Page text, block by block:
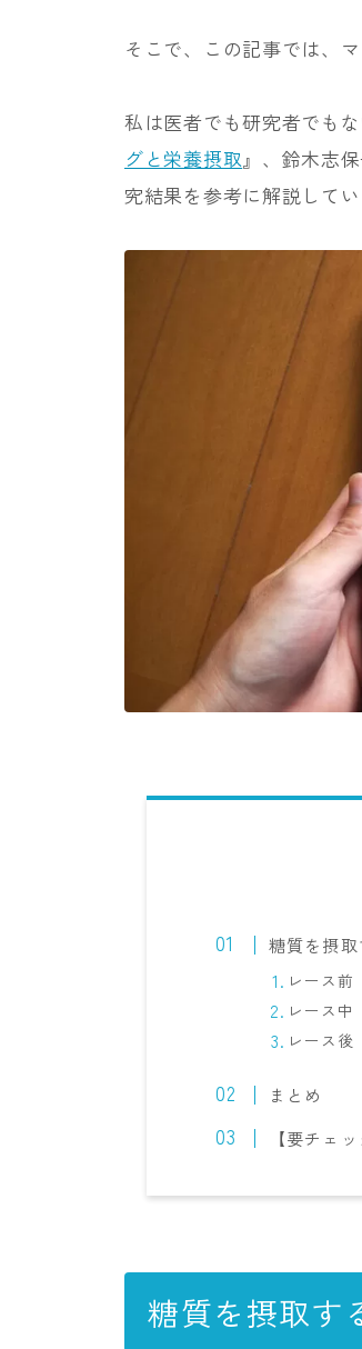
そこで、この記事では、
私は医者でも研究者でも
グと栄養摂取 』、鈴木志
究結果を参考に解説してい
糖質を摂
レース前
レース中
レース後
まとめ
【要チェ
糖質を摂取す